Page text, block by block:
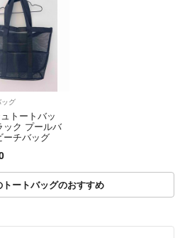
ッグ
トートバッ
ック プールバ
ーチバッグ
ートバッグのおすすめ